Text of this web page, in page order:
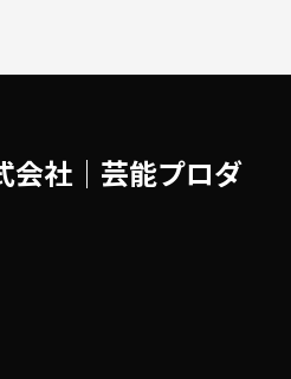
会社│芸能プロダ